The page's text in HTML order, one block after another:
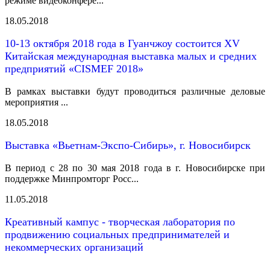
18.05.2018
10-13 октября 2018 года в Гуанчжоу состоится XV
Китайская международная выставка малых и средних
предприятий «CISMEF 2018»
В рамках выставки будут проводиться различные деловые
мероприятия ...
18.05.2018
Выставка «Вьетнам-Экспо-Сибирь», г. Новосибирск
В период с 28 по 30 мая 2018 года в г. Новосибирске при
поддержке Минпромторг Росс...
11.05.2018
Креативный кампус - творческая лаборатория по
продвижению социальных предпринимателей и
некоммерческих организаций